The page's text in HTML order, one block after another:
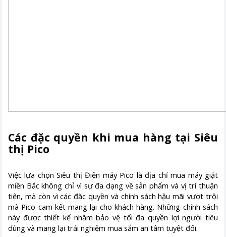
Các đặc quyền khi mua hàng tại Siêu
thị Pico
Việc lựa chọn Siêu thị Điện máy Pico là địa chỉ mua máy giặt
miền Bắc không chỉ vì sự đa dạng về sản phẩm và vị trí thuận
tiện, mà còn vì các đặc quyền và chính sách hậu mãi vượt trội
mà Pico cam kết mang lại cho khách hàng. Những chính sách
này được thiết kế nhằm bảo vệ tối đa quyền lợi người tiêu
dùng và mang lại trải nghiệm mua sắm an tâm tuyệt đối.